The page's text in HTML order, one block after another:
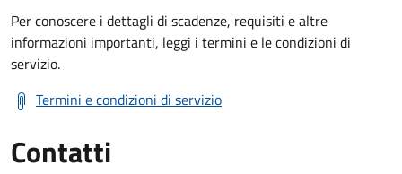
Per conoscere i dettagli di scadenze, requisiti e altre
informazioni importanti, leggi i termini e le condizioni di
servizio.
Termini e condizioni di servizio
Contatti